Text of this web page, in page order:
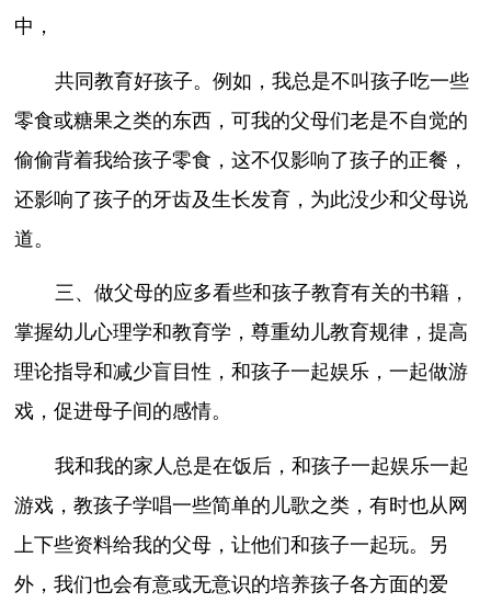
中，
共同教育好孩子。例如，我总是不叫孩子吃一些
零食或糖果之类的东西，可我的父母们老是不自觉的
偷偷背着我给孩子零食，这不仅影响了孩子的正餐，
还影响了孩子的牙齿及生长发育，为此没少和父母说
道。
三、做父母的应多看些和孩子教育有关的书籍，
掌握幼儿心理学和教育学，尊重幼儿教育规律，提高
理论指导和减少盲目性，和孩子一起娱乐，一起做游
戏，促进母子间的感情。
我和我的家人总是在饭后，和孩子一起娱乐一起
游戏，教孩子学唱一些简单的儿歌之类，有时也从网
上下些资料给我的父母，让他们和孩子一起玩。另
外，我们也会有意或无意识的培养孩子各方面的爱